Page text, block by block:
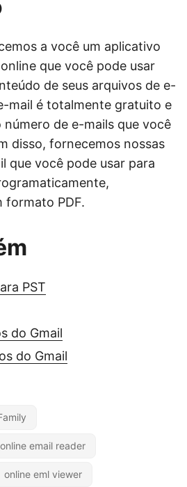
a você um aplicativo
que você pode usar
de seus arquivos de e-
mail é totalmente gratuito e
de e-mails que você
disso, fornecemos nossas
que você pode usar para
formato PDF.
PST
do Gmail
do Gmail
online email reader
online eml viewer